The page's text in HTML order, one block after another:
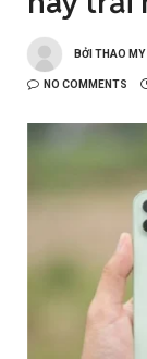
BỞI THAO MY
NO COMMENTS